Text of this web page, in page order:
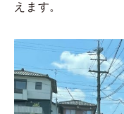
えます。